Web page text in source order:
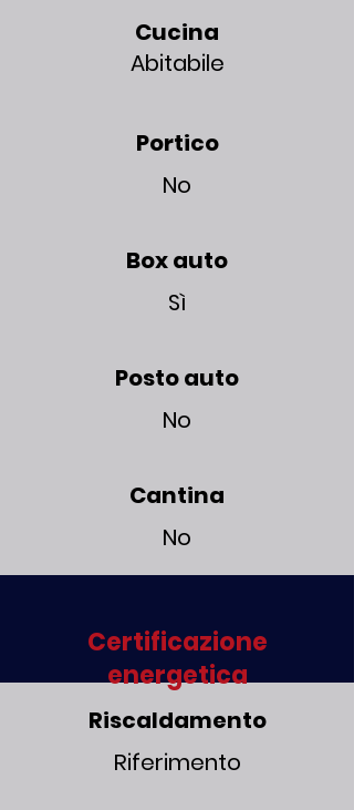
Cucina
Abitabile
Portico
No
Box auto
Sì
Posto auto
No
Cantina
No
Riscaldamento
Riferimento
Certificazione
energetica